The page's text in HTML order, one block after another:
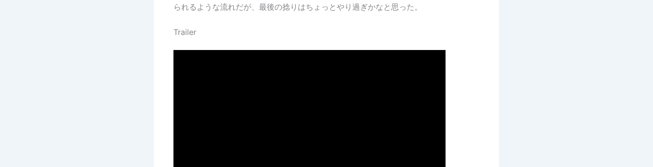
られるような流れだが、最後の捻りはちょっとやり過ぎかなと思った。
Trailer